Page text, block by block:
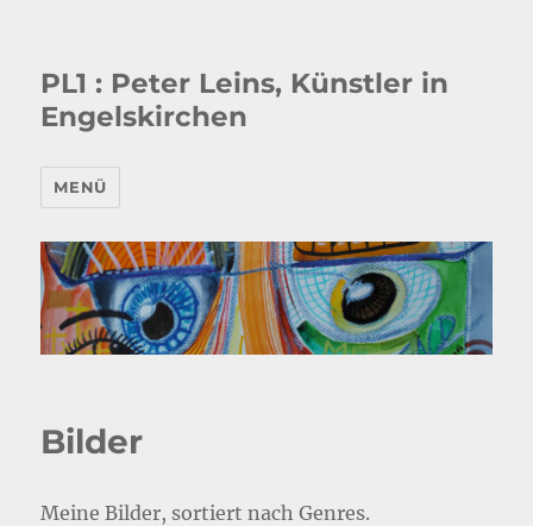
PL1 : Peter Leins, Künstler in
Engelskirchen
MENÜ
Bilder
Meine Bilder, sortiert nach Genres.